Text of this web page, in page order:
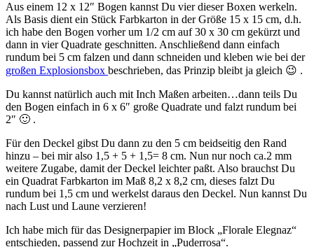
Aus einem 12 x 12″ Bogen kannst Du vier dieser Boxen werkeln.
Als Basis dient ein Stück Farbkarton in der Größe 15 x 15 cm, d.h.
ich habe den Bogen vorher um 1/2 cm auf 30 x 30 cm gekürzt und
dann in vier Quadrate geschnitten. Anschließend dann einfach
rundum bei 5 cm falzen und dann schneiden und kleben wie bei der
großen Explosionsbox beschrieben, das Prinzip bleibt ja gleich 😉 .
Du kannst natürlich auch mit Inch Maßen arbeiten…dann teils Du
den Bogen einfach in 6 x 6″ große Quadrate und falzt rundum bei
2″ 🙂 .
Für den Deckel gibst Du dann zu den 5 cm beidseitig den Rand
hinzu – bei mir also 1,5 + 5 + 1,5= 8 cm. Nun nur noch ca.2 mm
weitere Zugabe, damit der Deckel leichter paßt. Also brauchst Du
ein Quadrat Farbkarton im Maß 8,2 x 8,2 cm, dieses falzt Du
rundum bei 1,5 cm und werkelst daraus den Deckel. Nun kannst Du
nach Lust und Laune verzieren!
Ich habe mich für das Designerpapier im Block „Florale Elegnaz“
entschieden, passend zur Hochzeit in „Puderrosa“.